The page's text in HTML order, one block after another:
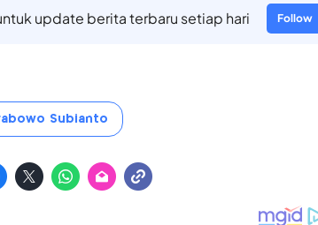
update berita terbaru setiap hari Follow
Subianto